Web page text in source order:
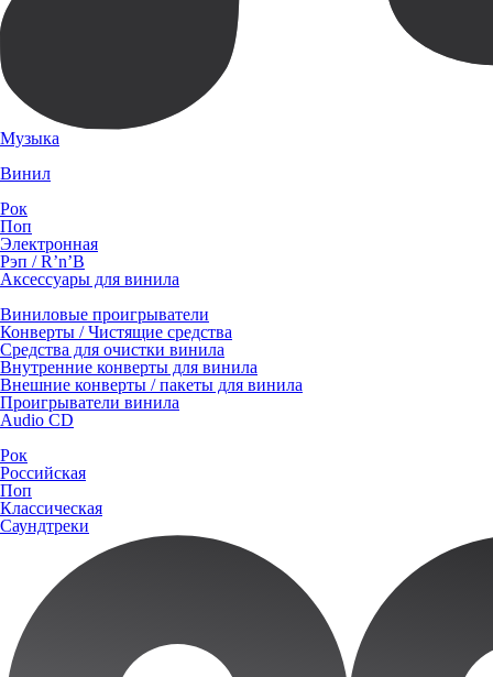
Музыка
Винил
Рок
Поп
Электронная
Рэп / R’n’B
Аксессуары для винила
Виниловые проигрыватели
Конверты / Чистящие средства
Средства для очистки винила
Внутренние конверты для винила
Внешние конверты / пакеты для винила
Проигрыватели винила
Audio CD
Рок
Российская
Поп
Классическая
Саундтреки